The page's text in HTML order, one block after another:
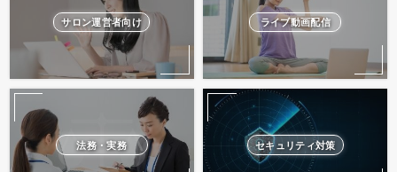
サロン運営者向け ライブ動画配信
法務・実務 セキュリティ対策